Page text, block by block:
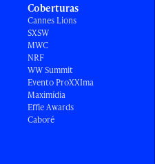
Coberturas
Cannes Lions
SXSW
MWC
NRF
WW Summit
Evento ProXXIma
Maximídia
Effie Awards
Caboré